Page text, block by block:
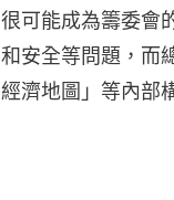
很可能成為籌委會
和安全等問題，而
經濟地圖」等內部